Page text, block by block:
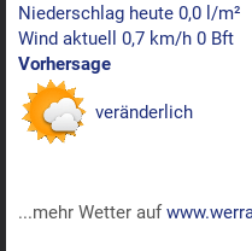
Niederschlag heute 0,0 l/m²
Wind aktuell 0,7 km/h 0 Bft
Vorhersage
veränderlich
...mehr Wetter auf